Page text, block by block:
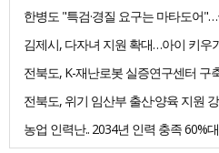
한병도 "특검·경질 요구는 마타도어
김제시, 다자녀 지원 확대…아이 키우
전북도, K-재난로봇 실증연구센터 구
전북도, 위기 임산부 출산·양육 지원
농업 인력난.. 2034년 인력 충족 60%